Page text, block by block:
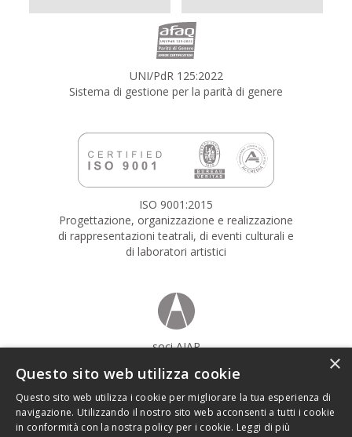
UNI/PdR 125:2022
Sistema di gestione per la parità di genere
ISO 9001:2015
Progettazione, organizzazione e realizzazione
di rappresentazioni teatrali, di eventi culturali e
di laboratori artistici
soci AIAP
×
Questo sito web utilizza cookie
Questo sito web utilizza i cookie per migliorare la tua esperienza di
navigazione. Utilizzando il nostro sito web acconsenti a tutti i cookie
in conformità con la nostra policy per i cookie. Leggi di più